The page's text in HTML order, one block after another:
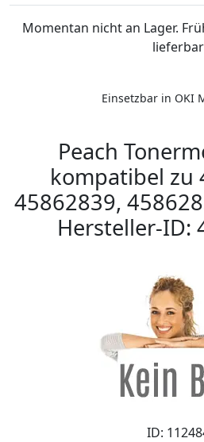
Momentan nicht an Lager.
lieferbar
Einsetzbar in OKI
Peach
kompatibel zu
45862839,
Hersteller-ID:
ID: